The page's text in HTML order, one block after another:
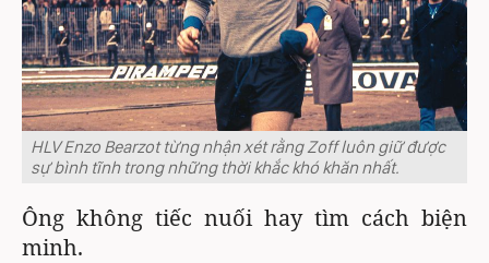
HLV Enzo Bearzot từng nhận xét rằng Zoff luôn giữ được
sự bình tĩnh trong những thời khắc khó khăn nhất.
Ông không tiếc nuối hay tìm cách biện
minh.